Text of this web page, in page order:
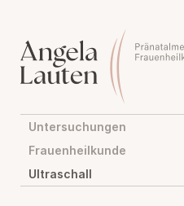
Untersuchungen
Frauenheilkunde
Ultraschall